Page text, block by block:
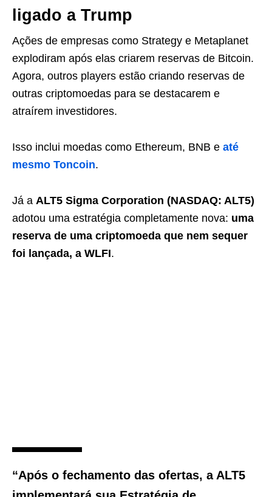
ligado a Trump
Ações de empresas como Strategy e Metaplanet
explodiram após elas criarem reservas de Bitcoin.
Agora, outros players estão criando reservas de
outras criptomoedas para se destacarem e
atraírem investidores.
Isso inclui moedas como Ethereum, BNB e até
mesmo Toncoin.
Já a ALT5 Sigma Corporation (NASDAQ: ALT5)
adotou uma estratégia completamente nova: uma
reserva de uma criptomoeda que nem sequer
foi lançada, a WLFI.
“Após o fechamento das ofertas, a ALT5